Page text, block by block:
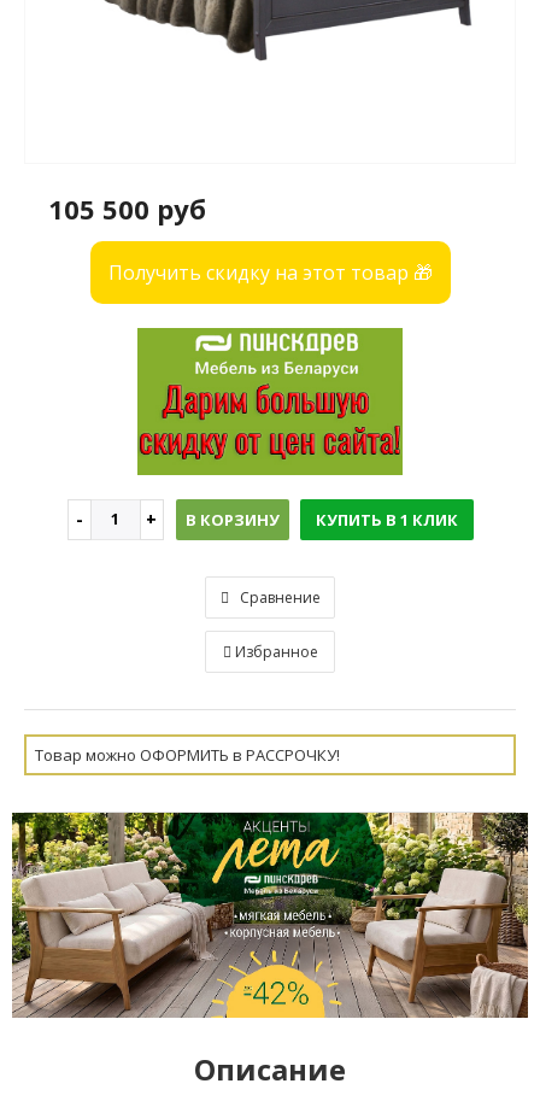
105 500 руб
Получить скидку на этот товар 🎁
В КОРЗИНУ КУПИТЬ В 1 КЛИК
Сравнение
Избранное
Товар можно ОФОРМИТЬ в РАССРОЧКУ!
Описание